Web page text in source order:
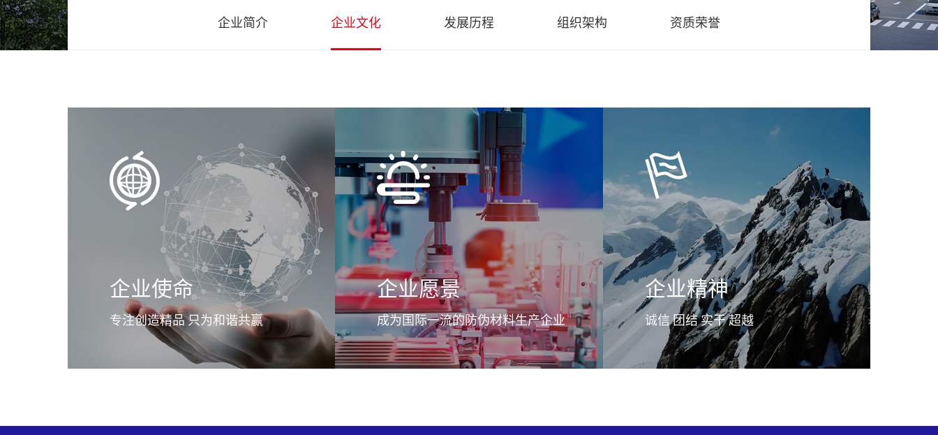
企业简介 企业文化 发展历程 组织架构 资质荣誉
企业使命
专注创造精品 只为和谐共赢
企业愿景
成为国际一流的防伪材料生产企业
企业精神
诚信 团结 实干 超越